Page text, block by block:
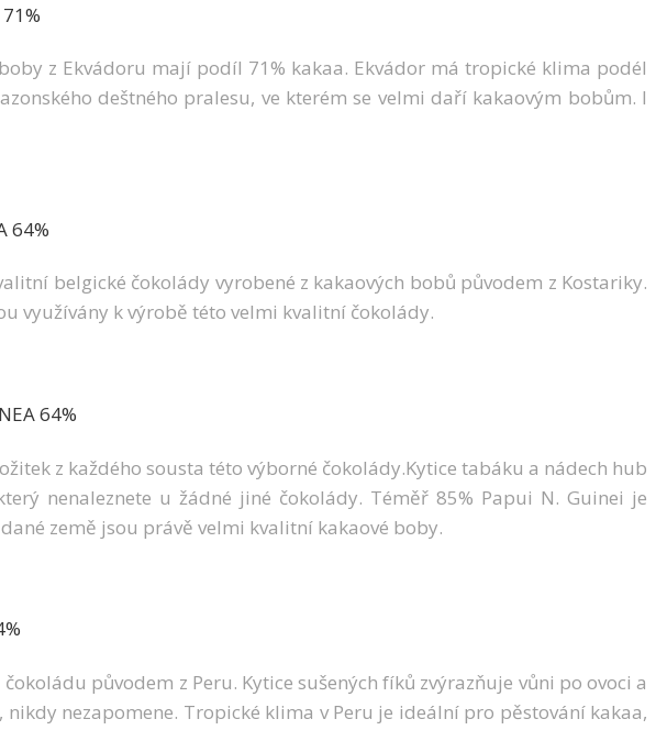
z Ekvádoru mají podíl 71% kakaa. Ekvádor má tropické klima podél
deštného pralesu, ve kterém se velmi daří kakaovým bobům. I
64%
belgické čokolády vyrobené z kakaových bobů původem z Kostariky.
využívány k výrobě této velmi kvalitní čokolády.
64%
z každého sousta této výborné čokolády.Kytice tabáku a nádech hub
nenaleznete u žádné jiné čokolády. Téměř 85% Papui N. Guinei je
země jsou právě velmi kvalitní kakaové boby.
původem z Peru. Kytice sušených fíků zvýrazňuje vůni po ovoci a
nezapomene. Tropické klima v Peru je ideální pro pěstování kakaa,